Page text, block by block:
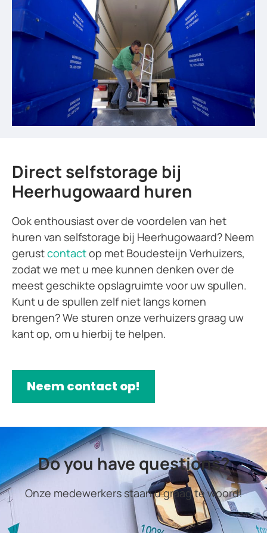
Direct selfstorage bij
Heerhugowaard huren
Ook enthousiast over de voordelen van het
huren van selfstorage bij Heerhugowaard? Neem
gerustcontactop met Boudesteijn Verhuizers,
zodat we met u mee kunnen denken over de
meest geschikte opslagruimte voor uw spullen.
Kunt u de spullen zelf niet langs komen
brengen? We sturen onze verhuizers graag uw
kant op, om u hierbij te helpen.
Neem contact op!
Do you have questions?
Onze medewerkers staan u graag te woord!